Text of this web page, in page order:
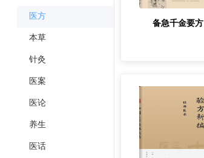
医方
本草
针灸
医案
医论
养生
医话
备急千金要方